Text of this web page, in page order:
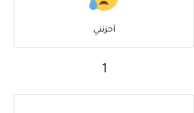
أحزنني
1